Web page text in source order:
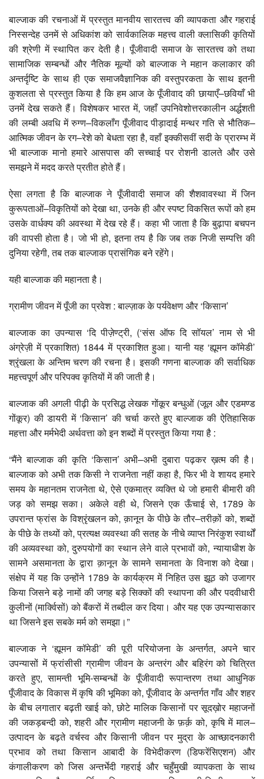
बाल्जाक की रचनाओं में प्रस्तुत मानवीय सारतत्त्व की व्यापकता और गहराई
निस्सन्देह उनमें से अधिकांश को सार्वकालिक महत्त्व वाली क्लासिकी कृतियों
की श्रेणी में स्थापित कर देती है। पूँजीवादी समाज के सारतत्त्व को तथा
सामाजिक सम्बन्धों और नैतिक मूल्यों को बाल्जाक ने महान कलाकार की
अन्तर्दृष्टि के साथ ही एक समाजवैज्ञानिक की वस्तुपरकता के साथ इतनी
कुशलता से प्रस्तुत किया है कि हम आज के पूँजीवाद की छायाएँ–छवियाँ भी
उनमें देख सकते हैं। विशेषकर भारत में, जहाँ उपनिवेशोत्तरकालीन अर्द्धशती
की लम्बी अवधि में रुग्ण–विकलाँग पूँजीवाद पीड़ादाई मन्थर गति से भौतिक–
आत्मिक जीवन के रग–रेशे को बेधता रहा है, वहाँ इक्कीसवीं सदी के प्रारम्भ में
भी बाल्जाक मानो हमारे आसपास की सच्चाई पर रोशनी डालते और उसे
समझने में मदद करते प्रतीत होते हैं।
ऐसा लगता है कि बाल्जाक ने पूँजीवादी समाज की शैशवावस्था में जिन
कुरूपताओं–विकृतियों को देखा था, उनके ही और स्पष्ट विकसित रूपों को हम
उसके वार्धक्य की अवस्था में देख रहे हैं। कहा भी जाता है कि बुढ़ापा बचपन
की वापसी होता है। जो भी हो, इतना तय है कि जब तक निजी सम्पत्ति की
दुनिया रहेगी, तब तक बाल्जाक प्रासंगिक बने रहेंगे।
यही बाल्जाक की महानता है।
ग्रामीण जीवन में पूँजी का प्रवेश : बाल्ज़ाक के पर्यवेक्षण और ‘किसान’
बाल्जाक का उपन्यास ‘दि पीज़ेण्ट्री, (‘संस ऑफ दि सॉयल’ नाम से भी
अंग्रेज़ी में प्रकाशित) 1844 में प्रकाशित हुआ। यानी यह ‘ह्यूमन कॉमेडी’
श्रृंखला के अन्तिम चरण की रचना है। इसकी गणना बाल्जाक की सर्वाधिक
महत्त्वपूर्ण और परिपक्व कृतियों में की जाती है।
बाल्जाक की अगली पीढ़ी के प्रसिद्ध लेखक गोंकूर बन्धुओं (जूल और एडमण्ड
गोंकूर) की डायरी में ‘किसान’ की चर्चा करते हुए बाल्जाक की ऐतिहासिक
महत्ता और मर्मभेदी अर्थवत्ता को इन शब्दों में प्रस्तुत किया गया है :
“मैंने बाल्जाक की कृति ‘किसान’ अभी–अभी दुबारा पढ़कर ख़त्म की है।
बाल्जाक को अभी तक किसी ने राजनेता नहीं कहा है, फिर भी वे शायद हमारे
समय के महानतम राजनेता थे, ऐसे एकमात्र व्यक्ति थे जो हमारी बीमारी की
जड़ को समझ सका। अकेले वही थे, जिसने एक ऊँचाई से, 1789 के
उपरान्त फ्रांस के विश्रृंखलन को, क़ानून के पीछे के तौर–तरीक़ों को, शब्दों
के पीछे के तथ्यों को, प्रत्यक्ष व्यवस्था की सतह के नीचे व्याप्त निरंकुश स्वार्थों
की अव्यवस्था को, दुरुपयोगों का स्थान लेने वाले प्रभावों को, न्यायाधीश के
सामने असमानता के द्वारा क़ानून के सामने समानता के विनाश को देखा।
संक्षेप में यह कि उन्होंने 1789 के कार्यक्रम में निहित उस झूठ को उजागर
किया जिसने बड़े नामों की जगह बड़े सिक्कों की स्थापना की और पदवीधारी
कुलीनों (मार्क्विसों) को बैंकरों में तब्दील कर दिया। और यह एक उपन्यासकार
था जिसने इस सबके मर्म को समझा।”
बाल्जाक ने ‘ह्यूमन कॉमेडी’ की पूरी परियोजना के अन्तर्गत, अपने चार
उपन्यासों में फ्रांसीसी ग्रामीण जीवन के अन्तरंग और बहिरंग को चित्रित
करते हुए, सामन्ती भूमि-सम्बन्धों के पूँजीवादी रूपान्तरण तथा आधुनिक
पूँजीवाद के विकास में कृषि की भूमिका को, पूँजीवाद के अन्तर्गत गाँव और शहर
के बीच लगातार बढ़ती खाई को, छोटे मालिक किसानों पर सूदख़ोर महाजनों
की जकड़बन्दी को, शहरी और ग्रामीण महाजनी के फ़र्क़ को, कृषि में माल–
उत्पादन के बढ़ते वर्चस्व और किसानी जीवन पर मुद्रा के आच्छादनकारी
प्रभाव को तथा किसान आबादी के विभेदीकरण (डिफरेंसिएशन) और
कंगालीकरण को जिस अन्तर्भेदी गहराई और चहुँमुखी व्यापकता के साथ